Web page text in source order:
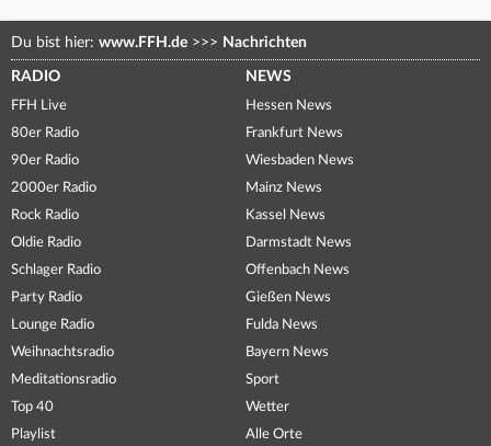
Du bist hier: www.FFH.de >>> Nachrichten
RADIO
FFH Live
80er Radio
90er Radio
2000er Radio
Rock Radio
Oldie Radio
Schlager Radio
Party Radio
Lounge Radio
Weihnachtsradio
Meditationsradio
Top 40
Playlist
NEWS
Hessen News
Frankfurt News
Wiesbaden News
Mainz News
Kassel News
Darmstadt News
Offenbach News
Gießen News
Fulda News
Bayern News
Sport
Wetter
Alle Orte